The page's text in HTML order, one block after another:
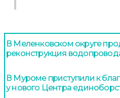
В Меленковском округе
реконструкция
В Муроме приступили к
у нового Центра